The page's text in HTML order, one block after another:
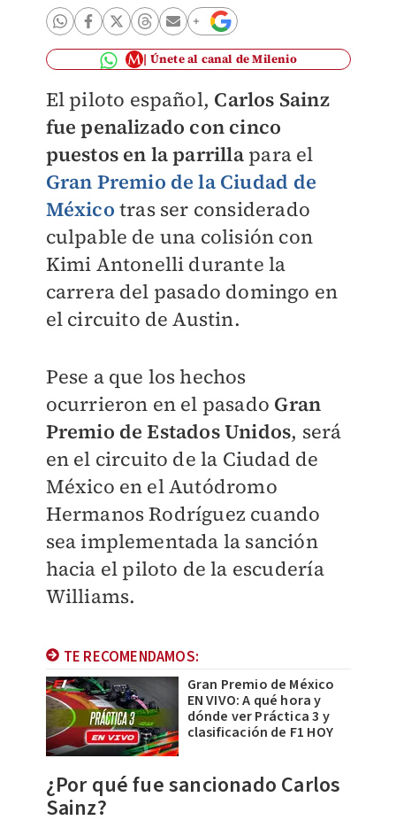
Únete al canal de Milenio
El piloto español, Carlos Sainz
fue penalizado con cinco
puestos en la parrillapara el
Gran Premio de la Ciudad de
México tras ser considerado
culpable de una colisión con
Kimi Antonelli durante la
carrera del pasado domingo en
el circuito de Austin.
Pese a que los hechos
ocurrieron en el pasado Gran
Premio de Estados Unidos, será
en el circuito de la Ciudad de
México en el Autódromo
Hermanos Rodríguez cuando
sea implementada la sanción
hacia el piloto de la escudería
Williams.
TE RECOMENDAMOS:
Gran Premio de México
EN VIVO: A qué hora y
dónde ver Práctica 3 y
clasificación de F1 HOY
¿Por qué fue sancionado Carlos
Sainz?